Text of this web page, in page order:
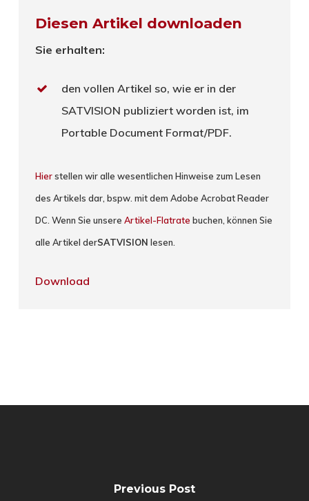
Diesen Artikel downloaden
Sie erhalten:
den vollen Artikel so, wie er in der
SATVISION publiziert worden ist, im
Portable Document Format/PDF.
Hierstellen wir alle wesentlichen Hinweise zum Lesen
des Artikels dar, bspw. mit dem Adobe Acrobat Reader
DC. Wenn Sie unsereArtikel-Flatrate buchen, können Sie
alle Artikel derSATVISION lesen.
Download
Previous Post